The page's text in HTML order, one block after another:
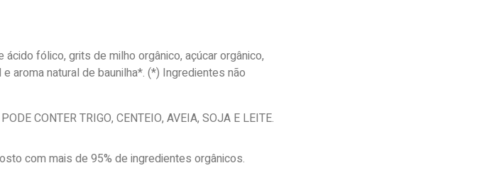
fólico, grits de milho orgânico, açúcar orgânico,
aroma natural de baunilha*. (*) Ingredientes não
CONTER TRIGO, CENTEIO, AVEIA, SOJA E LEITE.
com mais de 95% de ingredientes orgânicos.